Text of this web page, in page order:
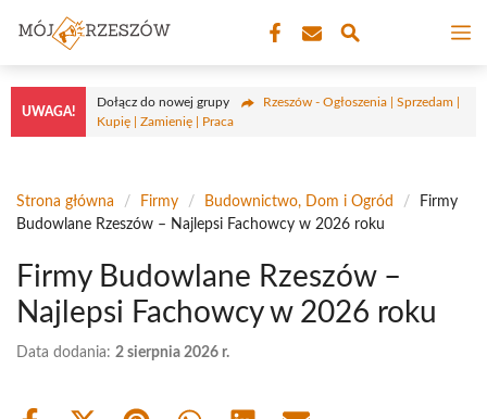
treści
UWAGA!
Dołącz do nowej grupy
Rzeszów - Ogłoszenia | Sprzedam |
Kupię | Zamienię | Praca
Strona główna / Firmy / Budownictwo, Dom i Ogród /
Firmy
Budowlane Rzeszów – Najlepsi Fachowcy w 2026 roku
Firmy Budowlane Rzeszów –
Najlepsi Fachowcy w 2026 roku
Data dodania: 2 sierpnia 2026 r.